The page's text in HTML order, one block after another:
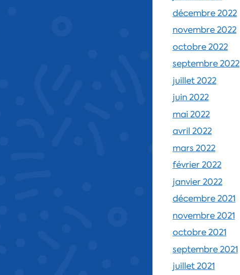
décembre 2022
novembre 2022
octobre 2022
septembre 2022
juillet 2022
juin 2022
mai 2022
avril 2022
mars 2022
février 2022
janvier 2022
décembre 2021
novembre 2021
octobre 2021
septembre 2021
juillet 2021